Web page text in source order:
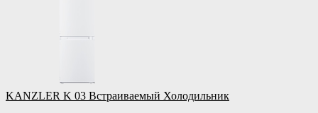
KANZLER K 03 Встраиваемый Холодильник